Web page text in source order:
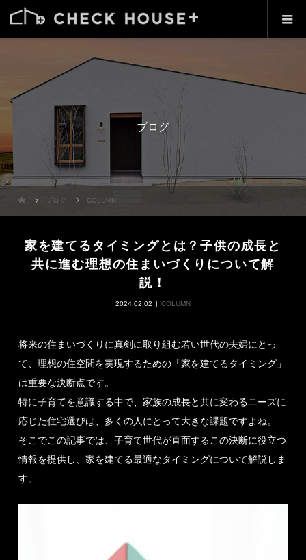
ブログ
ブログ COLUMN
家を建てるタイミングとは？子供の成長と
共に進む理想の住まいづくりについて解
説！
2024.02.02 COLUMN
将来の住まいづくりに真剣に取り組む若い世代の夫婦にとっ
て、理想の住空間を実現するための「家を建てるタイミング」
は重要な決断点です。
特に子育てを意識する中で、家族の成長と共に変わるニーズに
応じた住宅選びは、多くの人にとって大きな課題ですよね。
そこでこの記事では、子育て世代が直面するこの決断に役立つ
情報を提供し、家を建てる最適なタイミングについて解説しま
す。